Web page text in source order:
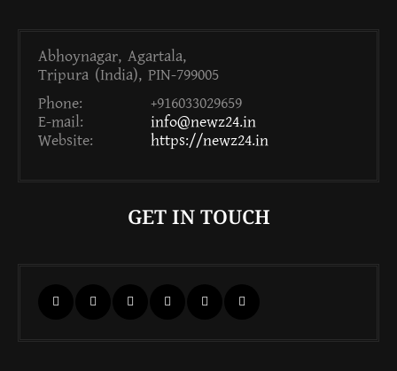
Abhoynagar, Agartala,
Tripura (India), PIN-799005
Phone:
+916033029659
E-mail:
info@newz24.in
Website:
https://newz24.in
GET IN TOUCH